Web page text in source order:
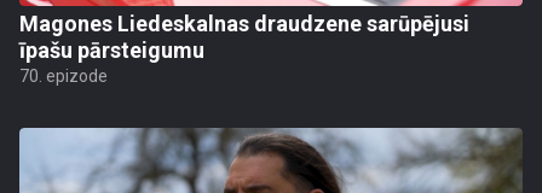
Magones Liedeskalnas draudzene sarūpējusi
īpašu pārsteigumu
70. epizode